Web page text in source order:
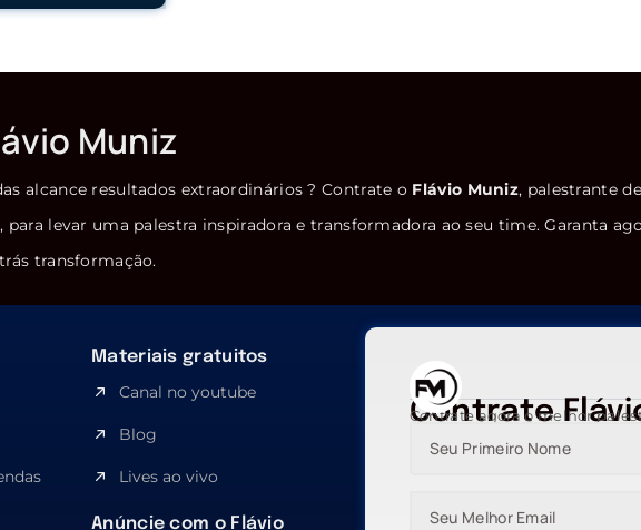
Muniz
alcance resultados extraordinários ? Contrate o Flávio Muniz, palestrante de
para levar uma palestra inspiradora e transformadora ao seu time. Garanta
transformação.
Materiais gratuitos
Canal no youtube
Blog
Lives ao vivo
Anúncie com o Flávio
Contrate
Contrate agora o melhor